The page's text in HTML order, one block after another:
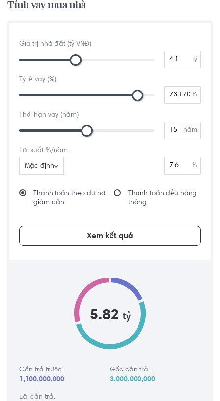
Tính vay mua nhà
Giá trị nhà đất (tỷ VNĐ)
tỷ
Tỷ lệ vay (%)
%
Thời hạn vay (năm)
năm
Lãi suất %/năm
Mặc định %
Thanh toán theo dư nợ
giảm dần
Thanh toán đều hàng
tháng
Xem kết quả
5.82 tỷ
Cần trả trước:
1,100,000,000
Gốc cần trả:
3,000,000,000
Lãi cần trả: